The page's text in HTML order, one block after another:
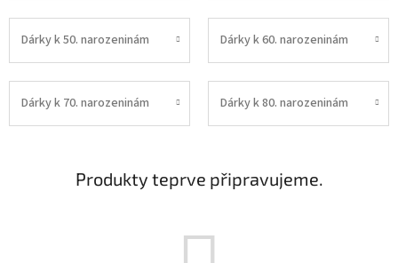
Dárky k 50. narozeninám Dárky k 60. narozeninám
Dárky k 70. narozeninám Dárky k 80. narozeninám
Produkty teprve připravujeme.